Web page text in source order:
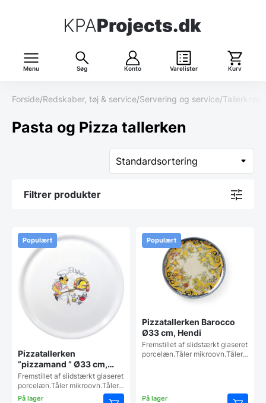
Menu Søg Konto Varelister Kurv
Forside/Redskaber, tøj & service/Servering og service/Tallerkner
Pasta og Pizza tallerken
Filtrer produkter
Populært
Pizzatallerken
”pizzamand ” Ø33 cm,
Hendi
Fremstillet af slidstærkt glaseret
porcelæn.Tåler mikroovn.Tåler…
Populært
Pizzatallerken Barocco
Ø33 cm, Hendi
Fremstillet af slidstærkt glaseret
porcelæn.Tåler mikroovn.Tåler…